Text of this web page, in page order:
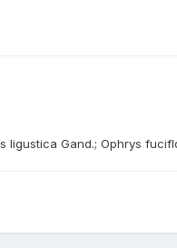
Gand.; Ophrys